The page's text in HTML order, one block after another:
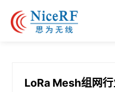
LoRa Mesh组网